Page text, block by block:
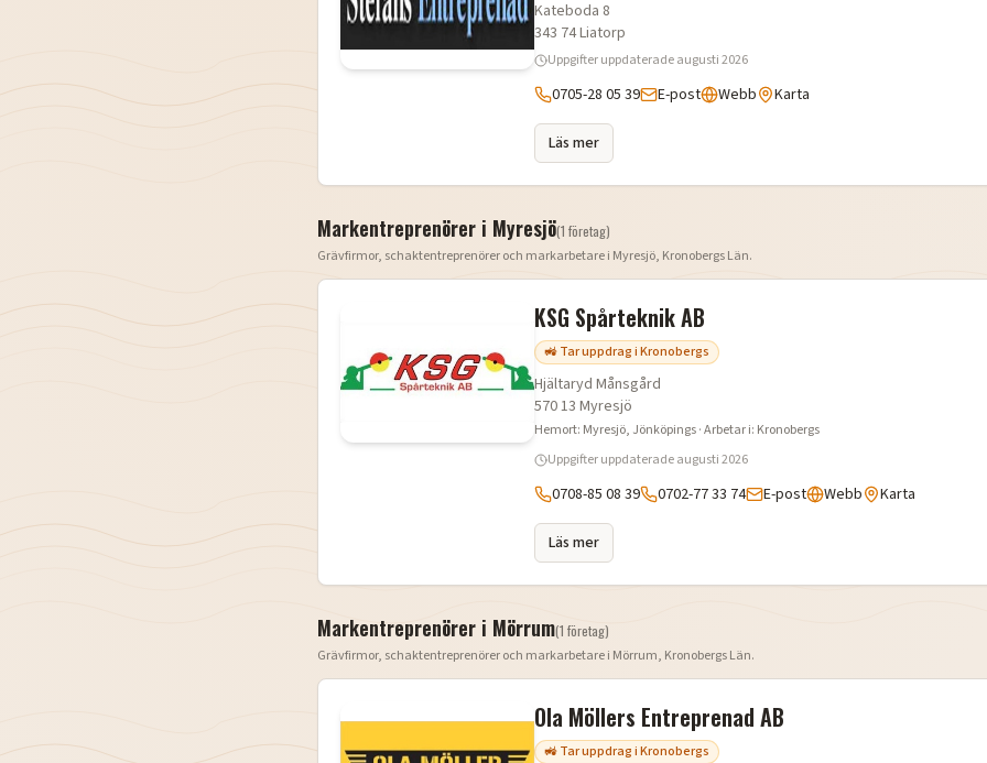
Kateboda 8
343 74Liatorp
Uppgifter uppdateradeaugusti 2026
0705-28 05 39 E-post Webb Karta
Läs mer
Markentreprenörer i Myresjö(1 företag)
Grävfirmor, schaktentreprenörer och markarbetare i Myresjö, Kronobergs Län.
KSG Spårteknik AB
🚜 Tar uppdrag i Kronobergs
Hjältaryd Månsgård
570 13 Myresjö
Hemort: Myresjö, Jönköpings· Arbetar i: Kronobergs
Uppgifter uppdateradeaugusti 2026
0708-85 08 39 0702-77 33 74 E-post Webb Karta
Läs mer
Markentreprenörer i Mörrum(1 företag)
Grävfirmor, schaktentreprenörer och markarbetare i Mörrum, Kronobergs Län.
Ola Möllers Entreprenad AB
🚜 Tar uppdrag i Kronobergs